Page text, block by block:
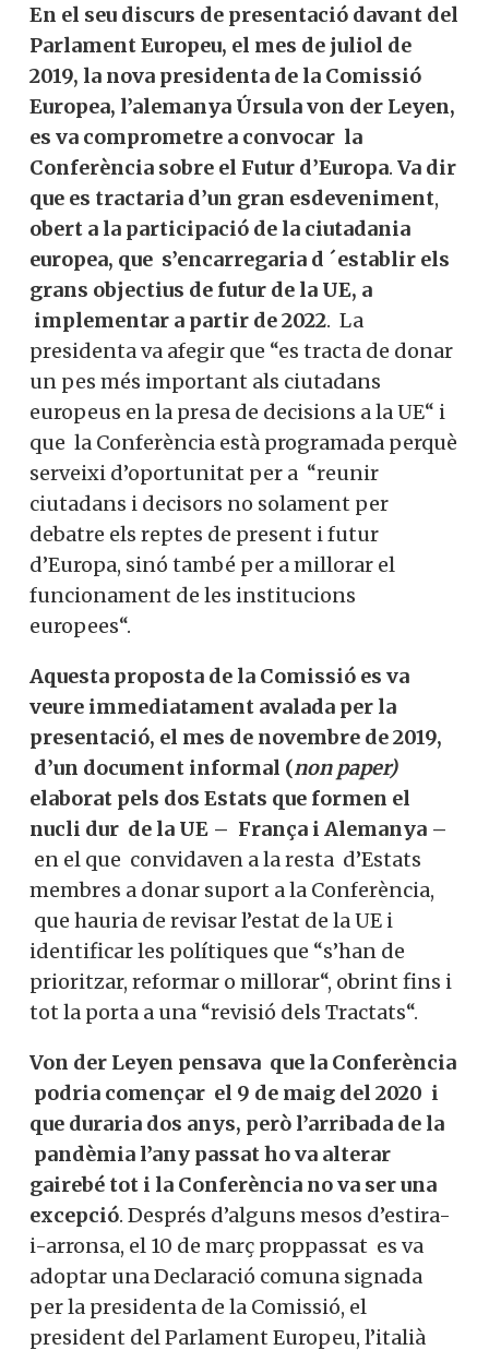
En el seu discurs de presentació davant del
Parlament Europeu, el mes de juliol de
2019, la nova presidenta de la Comissió
Europea, l’alemanya Úrsula von der Leyen,
es va comprometre a convocar la
Conferència sobre el Futur d’Europa. Va dir
que es tractaria d’un gran esdeveniment,
obert a la participació de la ciutadania
europea, que s’encarregaria d ´establir els
grans objectius de futur de la UE, a
implementar a partir de 2022. La
presidenta va afegir que “es tracta de donar
un pes més important als ciutadans
europeus en la presa de decisions a la UE“ i
que la Conferència està programada perquè
serveixi d’oportunitat per a “reunir
ciutadans i decisors no solament per
debatre els reptes de present i futur
d’Europa, sinó també per a millorar el
funcionament de les institucions
europees“.
Aquesta proposta de la Comissió es va
veure immediatament avalada per la
presentació, el mes de novembre de 2019,
d’un document informal (non paper)
elaborat pels dos Estats que formen el
nucli dur de la UE – França i Alemanya –
en el que convidaven a la resta d’Estats
membres a donar suport a la Conferència,
que hauria de revisar l’estat de la UE i
identificar les polítiques que “s’han de
prioritzar, reformar o millorar“, obrint fins i
tot la porta a una “revisió dels Tractats“.
Von der Leyen pensava que la Conferència
podria començar el 9 de maig del 2020 i
que duraria dos anys, però l’arribada de la
pandèmia l’any passat ho va alterar
gairebé tot i la Conferència no va ser una
excepció. Després d’alguns mesos d’estira-
i-arronsa, el 10 de març proppassat es va
adoptar una Declaració comuna signada
per la presidenta de la Comissió, el
president del Parlament Europeu, l’italià